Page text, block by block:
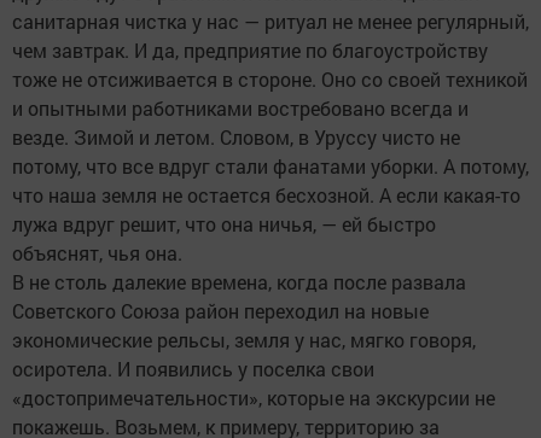
санитарная чистка у нас — ритуал не менее регулярный,
чем завтрак. И да, предприятие по благоустройству
тоже не отсиживается в стороне. Оно со своей техникой
и опытными работниками востребовано всегда и
везде. Зимой и летом. Словом, в Уруссу чисто не
потому, что все вдруг стали фанатами уборки. А потому,
что наша земля не остается бесхозной. А если какая-то
лужа вдруг решит, что она ничья, — ей быстро
объяснят, чья она.
В не столь далекие времена, когда после развала
Советского Союза район переходил на новые
экономические рельсы, земля у нас, мягко говоря,
осиротела. И появились у поселка свои
«достопримечательности», которые на экскурсии не
покажешь. Возьмем, к примеру, территорию за